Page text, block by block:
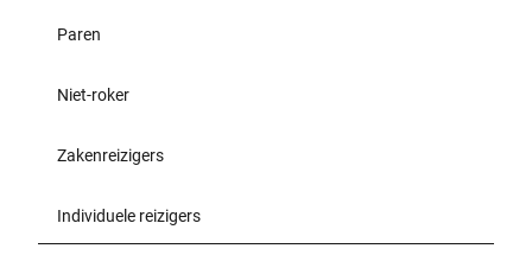
Paren
Niet-roker
Zakenreizigers
Individuele reizigers